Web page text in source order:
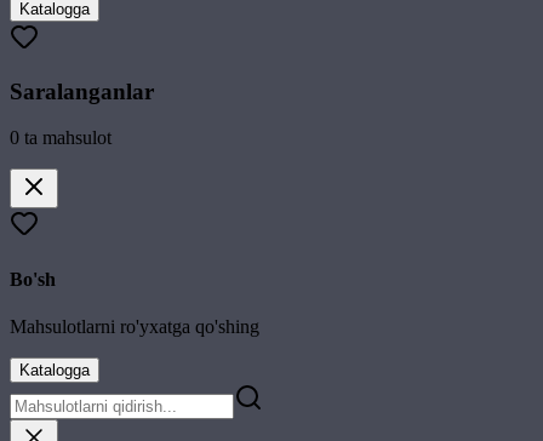
Katalogga
Saralanganlar
0 ta mahsulot
Bo'sh
Mahsulotlarni ro'yxatga qo'shing
Katalogga